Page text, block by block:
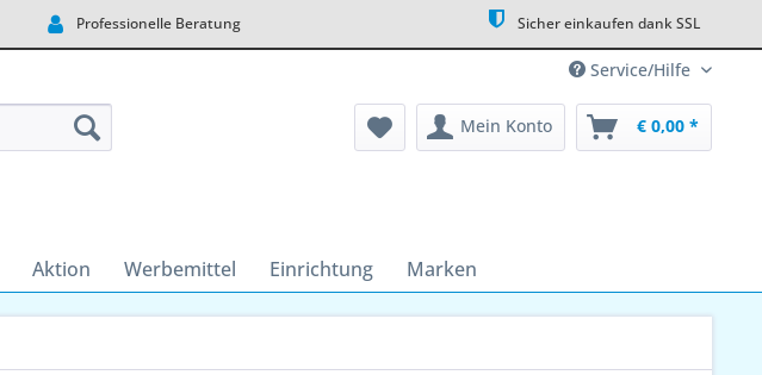
Professionelle Beratung Sicher einkaufen dank SSL
Service/Hilfe
Mein Konto € 0,00 *
Aktion Werbemittel Einrichtung Marken